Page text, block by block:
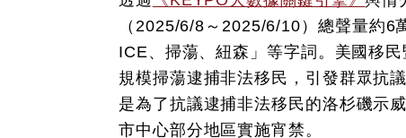
（2025/6/8～2025/6/10）總聲量約6
ICE、掃蕩、紐森」等字詞。美國移
規模掃蕩逮捕非法移民，引發群眾抗
是為了抗議逮捕非法移民的洛杉磯示
市中心部分地區實施宵禁。